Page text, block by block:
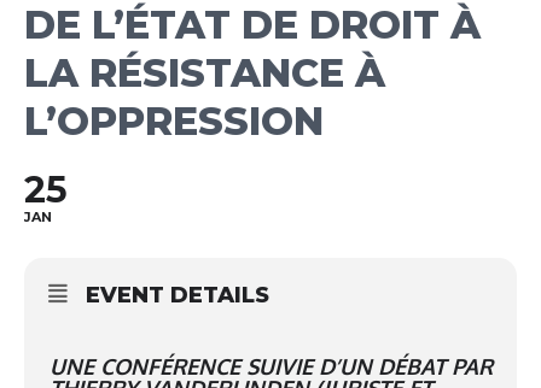
DE L’ÉTAT DE DROIT À
LA RÉSISTANCE À
L’OPPRESSION
25
JAN
EVENT DETAILS
UNE CONFÉRENCE SUIVIE D’UN DÉBAT PAR